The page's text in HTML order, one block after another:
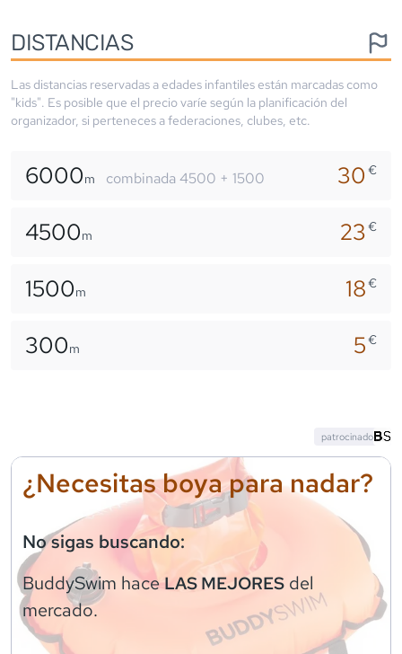
DISTANCIAS
Las distancias reservadas a edades infantiles están marcadas como
"kids". Es posible que el precio varíe según la planificación del
organizador, si perteneces a federaciones, clubes, etc.
6000m combinada 4500 + 1500 30€
4500m 23€
1500m 18€
300m 5€
¿Necesitas boya para nadar?
No sigas buscando:
BuddySwim haceLAS MEJORES del
mercado.
patrocinado